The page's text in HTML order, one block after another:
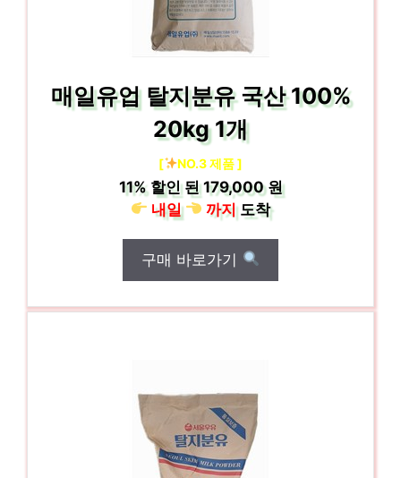
매일유업 탈지분유 국산 100%
20kg 1개
[ NO.3 제품 ]
11%할인 된179,000 원
내일
까지도착
구매 바로가기